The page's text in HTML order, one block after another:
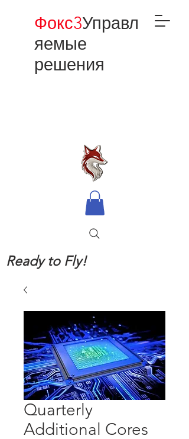
Фокс3Управл
яемые
решения
Ready to Fly!
Quarterly
Additional Cores